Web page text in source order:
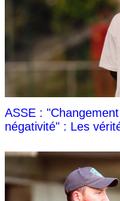
ASSE :
négativité" : Les